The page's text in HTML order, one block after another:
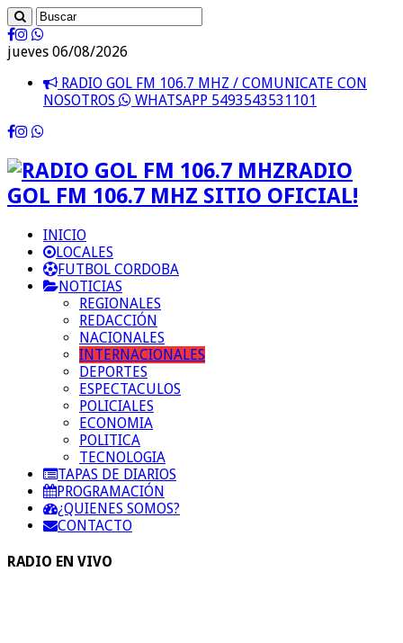
jueves 06/08/2026
RADIO GOL FM 106.7 MHZ / COMUNICATE CON
NOSOTROS
WHATSAPP 5493543531101
RADIO
GOL FM 106.7 MHZ SITIO OFICIAL!
INICIO
LOCALES
FUTBOL CORDOBA
NOTICIAS
REGIONALES
REDACCIÓN
NACIONALES
INTERNACIONALES
DEPORTES
ESPECTACULOS
POLICIALES
ECONOMIA
POLITICA
TECNOLOGIA
TAPAS DE DIARIOS
PROGRAMACIÓN
¿QUIENES SOMOS?
CONTACTO
RADIO EN VIVO